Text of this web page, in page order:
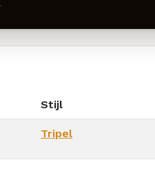
Stijl
Tripel